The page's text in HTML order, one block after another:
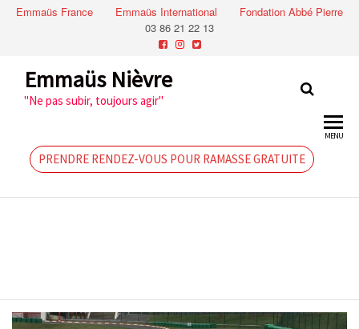
Emmaüs France Emmaüs International
Fondation Abbé Pierre
03 86 21 22 13
Emmaüs Nièvre
"Ne pas subir, toujours agir"
PRENDRE RENDEZ-VOUS POUR RAMASSE GRATUITE
MENU